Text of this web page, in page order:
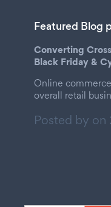
Featured Blog
Converting
Black Friday &
Online
overall retail
Posted by on